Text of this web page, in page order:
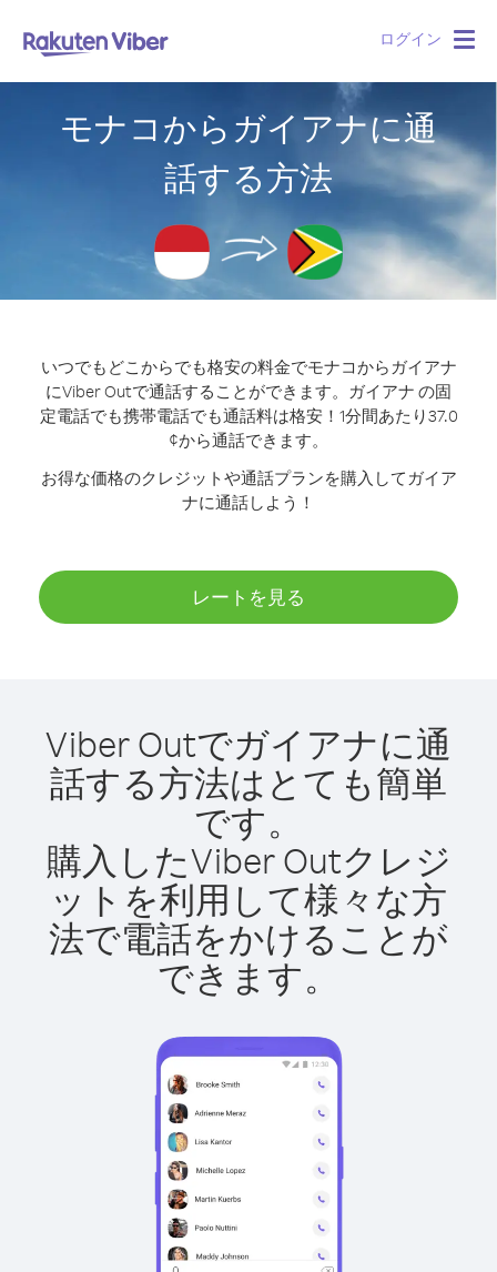
ログイン
モナコからガイアナに通
話する方法
いつでもどこからでも格安の料金でモナコからガイアナ
にViber Outで通話することができます。
ガイアナ の固
定電話でも携帯電話でも通話料は格安！1分間あたり37.0
¢から通話できます。
お得な価格のクレジットや通話プランを購入してガイア
ナに通話しよう！
レートを見る
Viber Outでガイアナに通
話する方法はとても簡単
です。
購入したViber Outクレジ
ットを利用して様々な方
法で電話をかけることが
できます。